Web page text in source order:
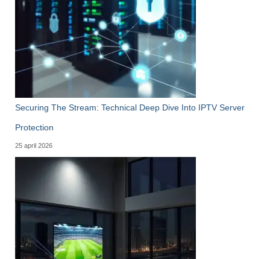
Securing The Stream: Technical Deep Dive Into IPTV Server
Protection
25 april 2026